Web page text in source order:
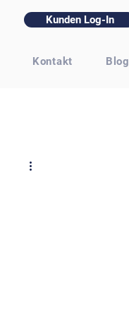
Kunden Log-In
Kontakt Blog